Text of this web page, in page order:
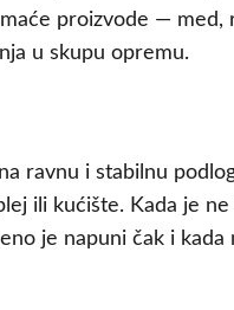
proizvode — med,
u skupu opremu.
ravnu i stabilnu
ili kućište. Kada je
je napuni čak i kada